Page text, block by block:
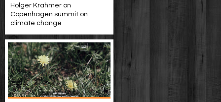
Holger Krahmer on
Copenhagen summit on
climate change